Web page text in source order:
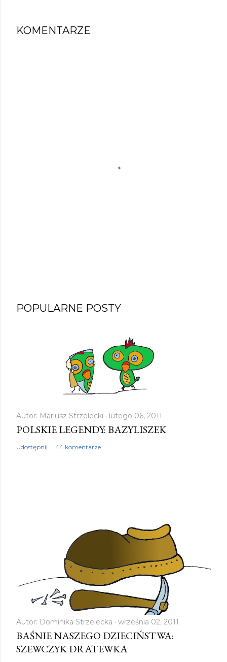
KOMENTARZE
POPULARNE POSTY
Autor: Mariusz Strzelecki lutego 06, 2011
POLSKIE LEGENDY: BAZYLISZEK
Udostępnij 44 komentarze
Autor: Dominika Strzelecka września 02, 2011
BAŚNIE NASZEGO DZIECIŃSTWA:
SZEWCZYK DRATEWKA